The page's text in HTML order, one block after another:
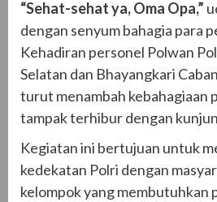
“Sehat-sehat ya, Oma Opa,”
dengan senyum bahagia para
Kehadiran personel Polwan
Selatan dan Bhayangkari
turut menambah kebahagiaan
tampak terhibur dengan
Kegiatan ini bertujuan untuk
kedekatan Polri dengan
kelompok yang membutuhkan